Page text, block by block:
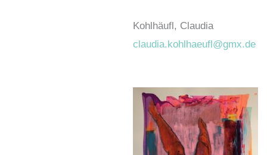
Kohlhäufl, Claudia
claudia.kohlhaeufl@gmx.de